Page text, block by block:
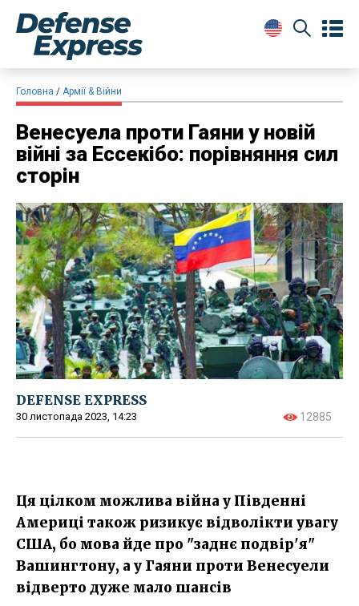
Головна Армії & Війни
Венесуела проти Гаяни у новій
війні за Ессекібо: порівняння сил
сторін
DEFENSE EXPRESS
30 листопада 2023, 14:23 12885
Ця цілком можлива війна у Південні
Америці також ризикує відволікти увагу
США, бо мова йде про "заднє подвір'я"
Вашингтону, а у Гаяни проти Венесуели
відверто дуже мало шансів